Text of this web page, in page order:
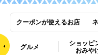
クーポンが使えるお店
グルメ
ショッピ
おみや